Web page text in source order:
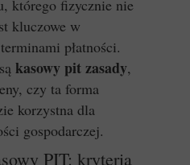
którego fizycznie nie
kluczowe w
płatności.
kasowy pit zasady,
czy ta forma
korzystna dla
gospodarczej.
PIT: kryteria